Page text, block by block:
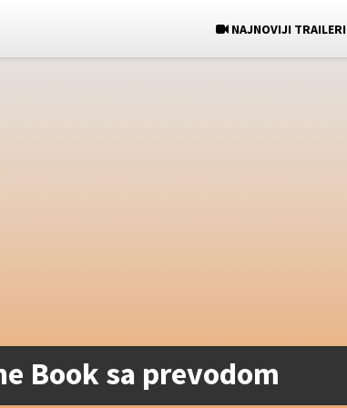
NAJNOVIJI TRAILERI
Book sa prevodom